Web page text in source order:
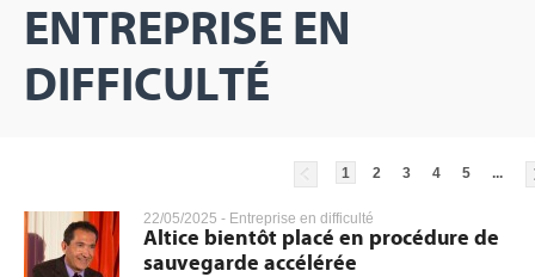
ENTREPRISE EN
DIFFICULTÉ
1 2 3 4 5 ...
22/05/2025 - Entreprise en difficulté
Altice bientôt placé en procédure de
sauvegarde accélérée